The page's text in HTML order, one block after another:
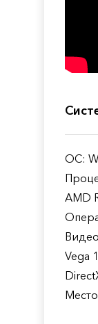
ОС:
AMD
Vega